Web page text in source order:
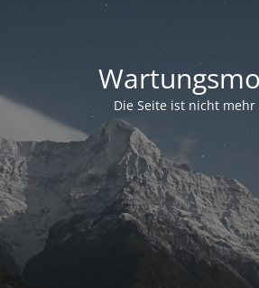
Die Seite ist nicht mehr